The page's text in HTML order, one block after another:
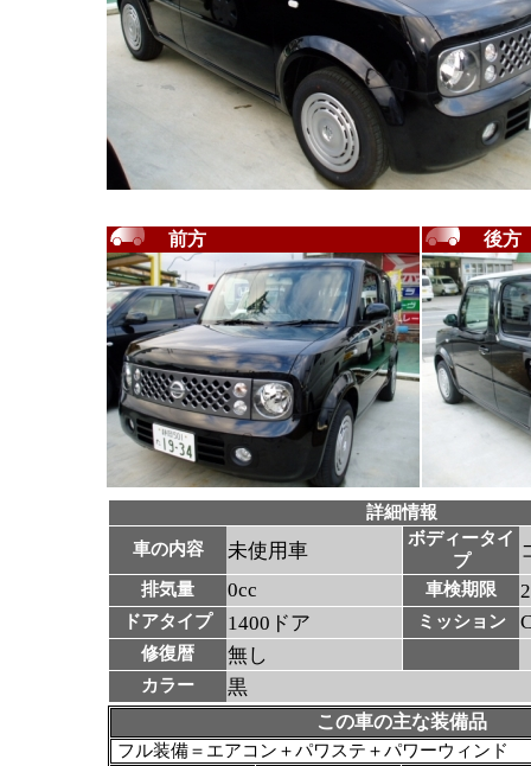
前方 後方
詳細情報
車の内容
未使用車
ボディータイ
プ
排気量 0cc 車検期限
ドアタイプ 1400ドア ミッション
修復暦 無し
カラー 黒
この車の主な装備品
フル装備＝エアコン＋パワステ＋パワーウィンド